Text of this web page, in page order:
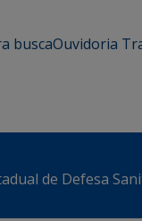
buscaOuvidoria
de Defesa